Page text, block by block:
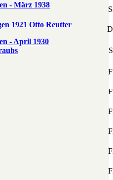
- März 1938
1921 Otto Reutter
- April 1930